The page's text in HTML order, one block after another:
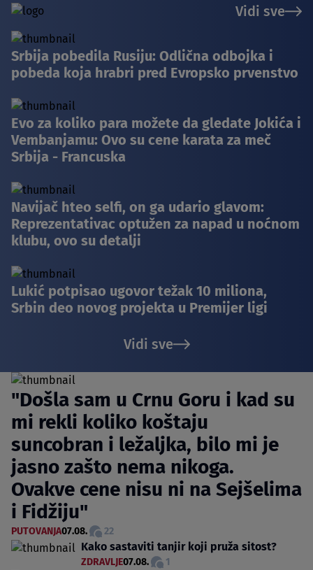
Vidi sve
Srbija pobedila Rusiju: Odlična odbojka i
pobeda koja hrabri pred Evropsko prvenstvo
Evo za koliko para možete da gledate Jokića i
Vembanjamu: Ovo su cene karata za meč
Srbija - Francuska
Navijač hteo selfi, on ga udario glavom:
Reprezentativac optužen za napad u noćnom
klubu, ovo su detalji
Lukić potpisao ugovor težak 10 miliona,
Srbin deo novog projekta u Premijer ligi
Vidi sve
"Došla sam u Crnu Goru i kad su
mi rekli koliko koštaju
suncobran i ležaljka, bilo mi je
jasno zašto nema nikoga.
Ovakve cene nisu ni na Sejšelima
i Fidžiju"
PUTOVANJA07.08. 22
Kako sastaviti tanjir koji pruža sitost?
ZDRAVLJE07.08. 1